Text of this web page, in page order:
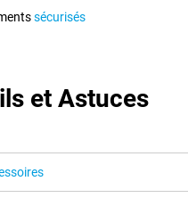
sécurisés
et Astuces